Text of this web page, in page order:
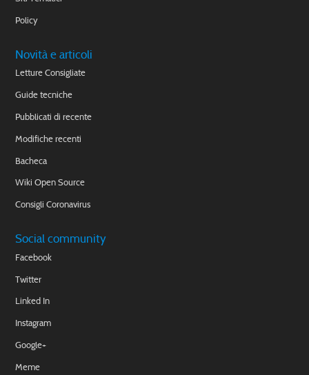
Policy
Novità e articoli
Letture Consigliate
Guide tecniche
Pubblicati di recente
Modifiche recenti
Bacheca
Wiki Open Source
Consigli Coronavirus
Social community
Facebook
Twitter
Linked In
Instagram
Google+
Meme